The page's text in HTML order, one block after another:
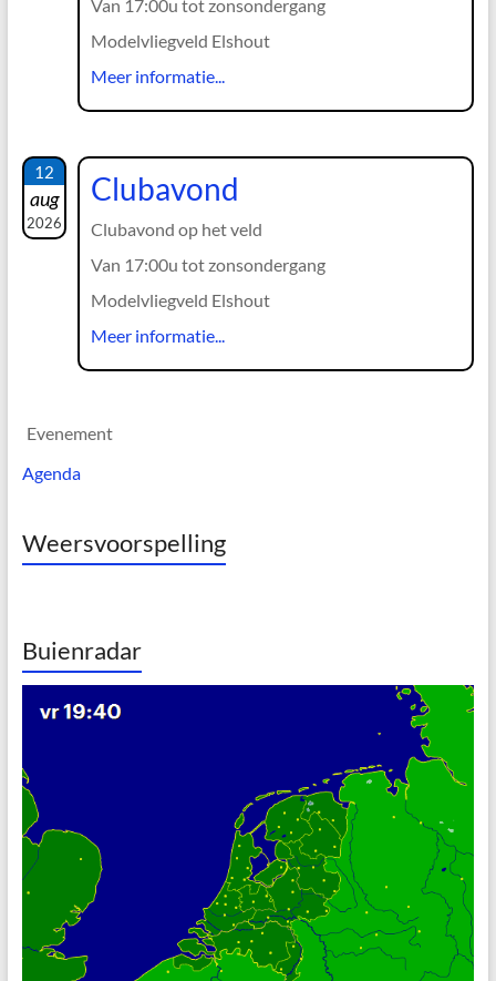
Van 17:00u tot zonsondergang
Modelvliegveld Elshout
Meer informatie...
12
aug
2026
Clubavond
Clubavond op het veld
Van 17:00u tot zonsondergang
Modelvliegveld Elshout
Meer informatie...
Evenement
Agenda
Weersvoorspelling
Buienradar